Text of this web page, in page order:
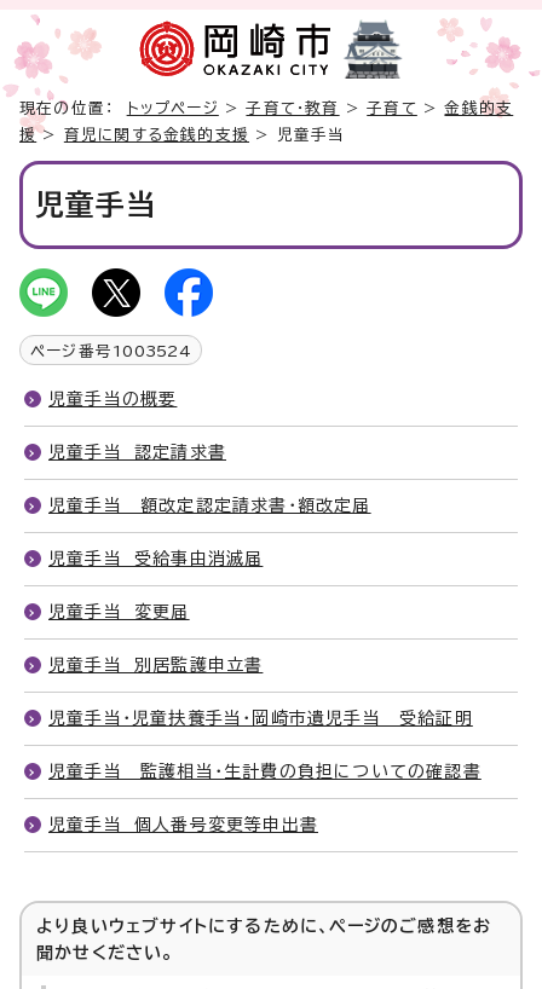
現在の位置： トップページ >子育て・教育 >子育て >金銭的支
援> 育児に関する金銭的支援 > 児童手当
児童手当
ページ番号 1003524
児童手当の概要
児童手当 認定請求書
児童手当 額改定認定請求書・額改定届
児童手当 受給事由消滅届
児童手当 変更届
児童手当 別居監護申立書
児童手当・児童扶養手当・岡崎市遺児手当 受給証明
児童手当 監護相当・生計費の負担についての確認書
児童手当 個人番号変更等申出書
より良いウェブサイトにするために、ページのご感想をお
聞かせください。